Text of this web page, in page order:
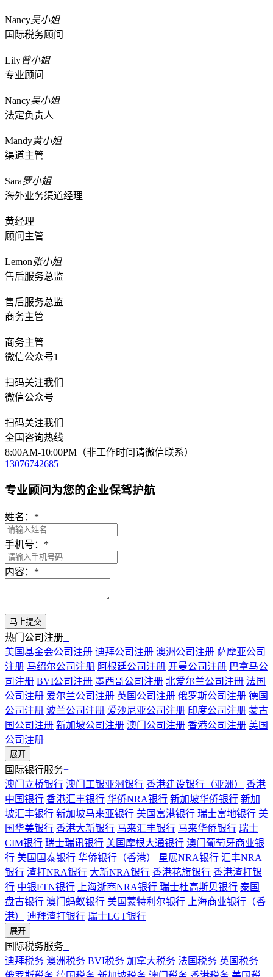
Nancy吴小姐
国际税务顾问
Lily曾小姐
专业顾问
Nancy吴小姐
法定负责人
Mandy黄小姐
渠道主管
Sara罗小姐
海外业务渠道经理
黄经理
顾问主管
Lemon张小姐
售后服务总监
售后服务总监
商务主管
商务主管
微信公众号1
扫码关注我们
微信公众号
扫码关注我们
全国咨询热线
8:00AM-10:00PM（非工作时间请微信联系）
13076742685
专业顾问为您的企业保驾护航
姓名： *
手机号： *
内容： *
热门公司注册+
美国基金会公司注册 迪拜公司注册 澳洲公司注册 萨摩亚公司
注册 马绍尔公司注册 阿根廷公司注册 开曼公司注册 巴拿马公
司注册 BVI公司注册 墨西哥公司注册 北爱尔兰公司注册 法国
公司注册 爱尔兰公司注册 英国公司注册 俄罗斯公司注册 德国
公司注册 波兰公司注册 爱沙尼亚公司注册 印度公司注册 蒙古
国公司注册 新加坡公司注册 澳门公司注册 香港公司注册 美国
公司注册
展开
国际银行服务+
澳门立桥银行 澳门工银亚洲银行 香港建设银行（亚洲）
香港
中国银行 香港汇丰银行 华侨NRA银行 新加坡华侨银行 新加
坡汇丰银行 新加坡马来亚银行 美国富港银行 瑞士富地银行 美
国华美银行 香港大新银行 马来汇丰银行 马来华侨银行 瑞士
CIM银行 瑞士瑞讯银行 美国摩根大通银行 澳门葡萄牙商业银
行 美国国泰银行 华侨银行（香港） 星展NRA银行 汇丰NRA
银行 渣打NRA银行 大新NRA银行 香港花旗银行 香港渣打银
行 中银FTN银行 上海浙商NRA银行 瑞士杜高斯贝银行 泰国
盘古银行 澳门蚂蚁银行 美国蒙特利尔银行
上海商业银行（香
港）
迪拜渣打银行 瑞士LGT银行
展开
国际税务服务+
迪拜税务 澳洲税务 BVI税务 加拿大税务 法国税务 英国税务